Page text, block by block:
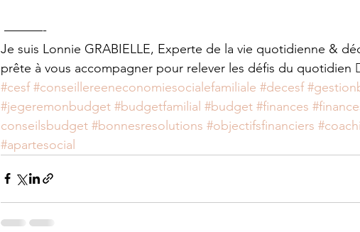
———-
Je suis Lonnie GRABIELLE, Experte de la vie quotidienne &
prête à vous accompagner pour relever les défis du quotidien
#cesf #conseillereeneconomiesocialefamiliale #decesf
#jegeremonbudget #budgetfamilial #budget #finances
conseilsbudget #bonnesresolutions #objectifsfinanciers
#apartesocial